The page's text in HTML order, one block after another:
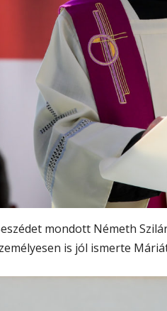
mondott Németh
is jól ismerte